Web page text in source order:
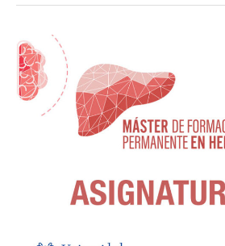
Problemas
clínicos
y
controversias